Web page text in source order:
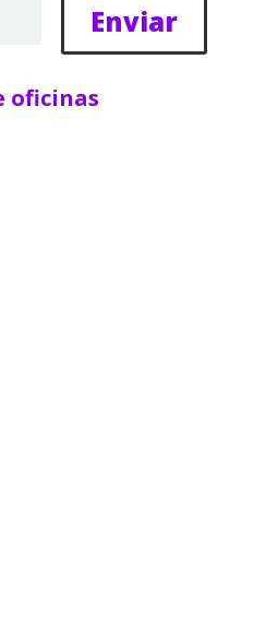
Enviar
oficinas